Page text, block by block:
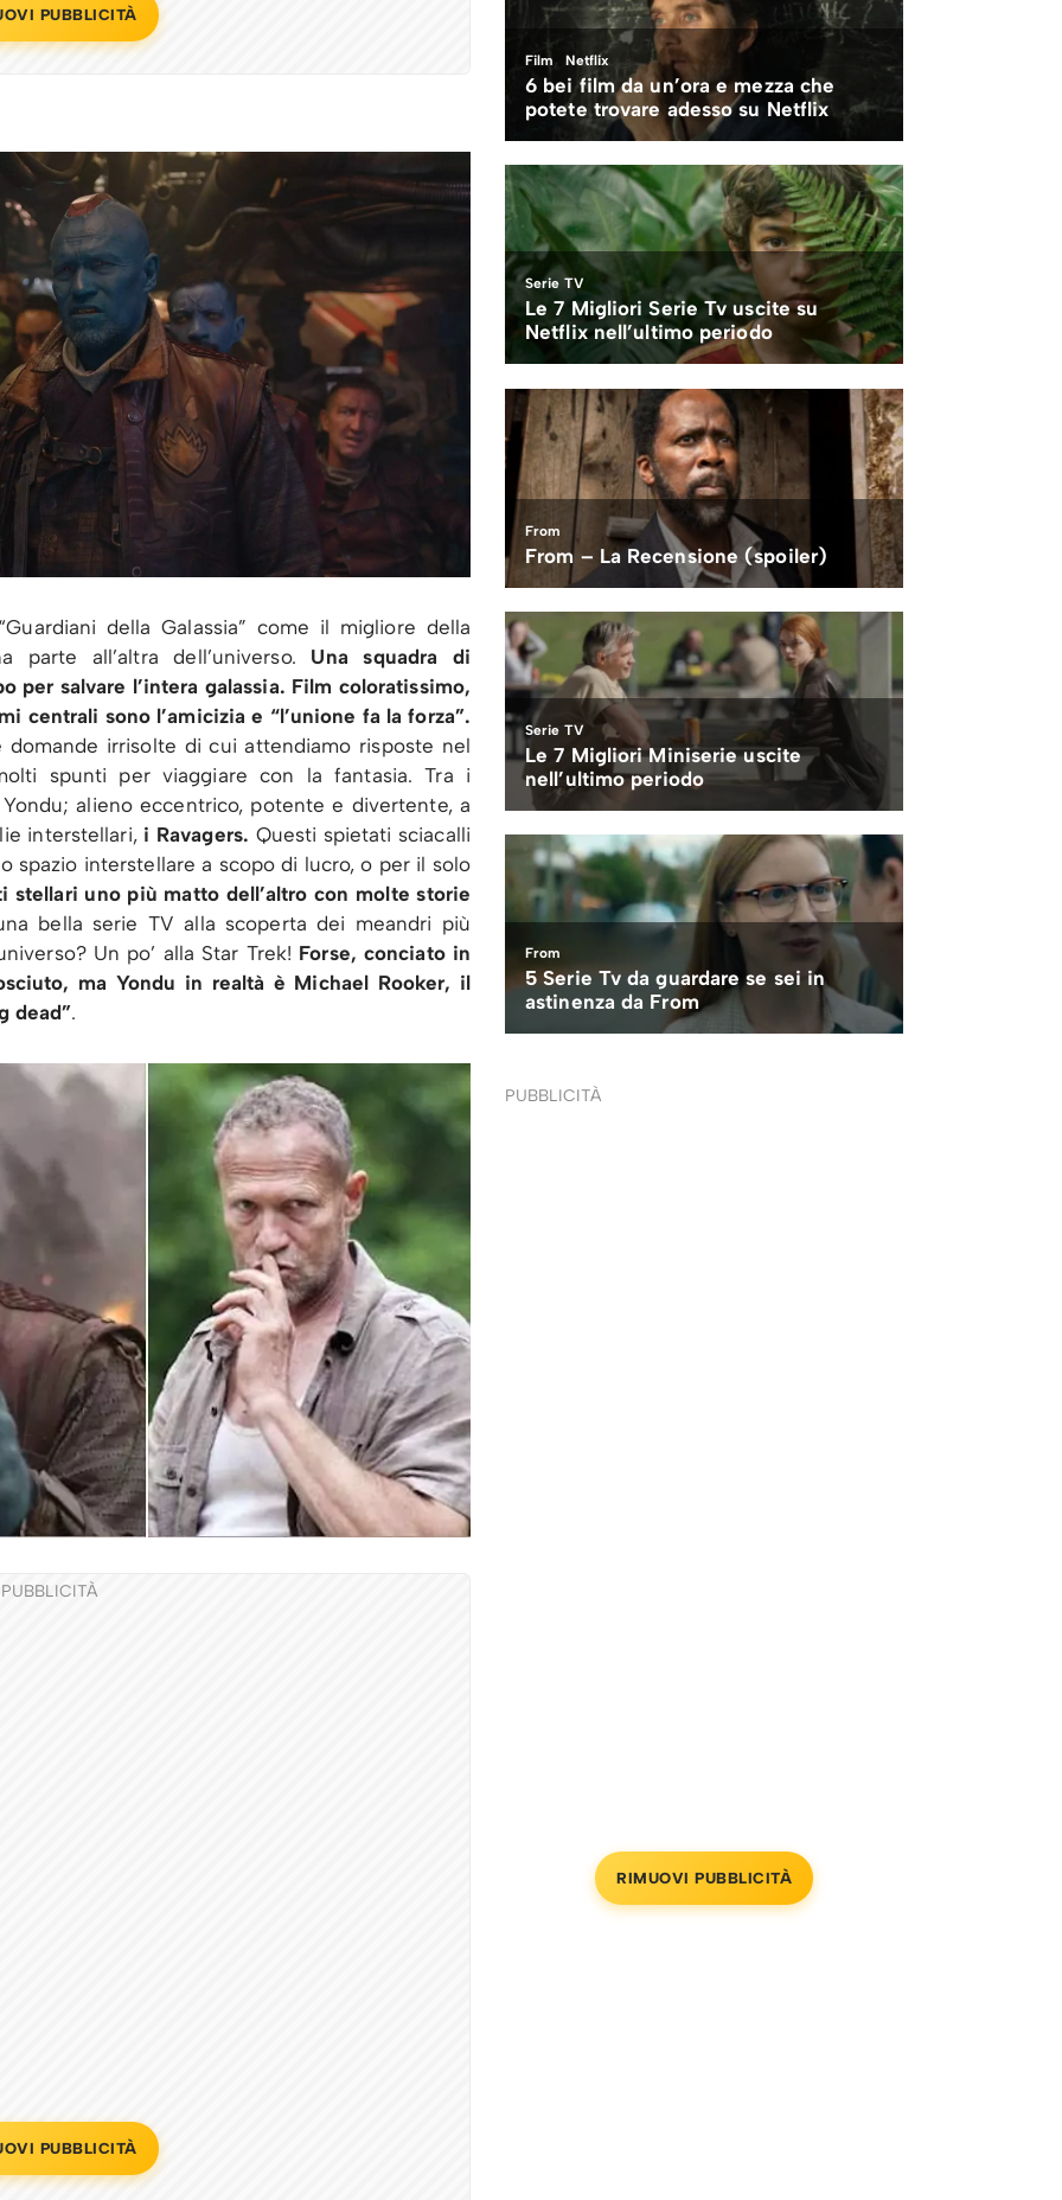
PUBBLICITÀ
della Galassia” come il migliore della
all’altra dell’universo. Una squadra di
salvare l’intera galassia. Film coloratissimo,
centrali sono l’amicizia e “l’unione fa la forza”.
domande irrisolte di cui attendiamo risposte nel
spunti per viaggiare con la fantasia. Tra i
alieno eccentrico, potente e divertente, a
interstellari, i Ravagers. Questi spietati sciacalli
spazio interstellare a scopo di lucro, o per il solo
stellari uno più matto dell’altro con molte storie
bella serie TV alla scoperta dei meandri più
Un po’ alla Star Trek! Forse, conciato in
ma Yondu in realtà è Michael Rooker, il
dead”.
PUBBLICITÀ
PUBBLICITÀ
PUBBLICITÀ
RIMUOVI PUBBLICITÀ